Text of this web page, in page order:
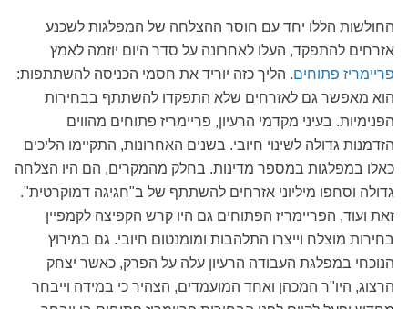
החולשות הללו יחד עם חוסר ההצלחה של המפלגות לשכנע
אזרחים להתפקד, העלו לאחרונה על סדר היום יוזמה לאמץ
פריימריז פתוחים. הליך כזה יוריד את חסמי הכניסה להשתתפות:
הוא מאפשר גם לאזרחים שלא התפקדו להשתתף בבחירות
הפנימיות. בעיני מקדמי הרעיון, פריימריז פתוחים מהווים
הזדמנות גדולה לשינוי חיובי. בשנים האחרונות, התקיימו הליכים
כאלו במפלגות במספר מדינות. בחלק מהמקרים, הם היו הצלחה
גדולה וסחפו מיליוני אזרחים להשתתף של ב"חגיגה דמוקרטית".
זאת ועוד, הפריימריז הפתוחים גם היו קרש הקפיצה לקמפיין
בחירות מוצלח וייצרו התלהבות ומומנטום חיובי. גם במירוץ
הנוכחי במפלגת העבודה הרעיון עלה על הפרק, כאשר יצחק
הרצוג, היו"ר המכהן ואחד המועמדים, הצהיר כי במידה וייבחר